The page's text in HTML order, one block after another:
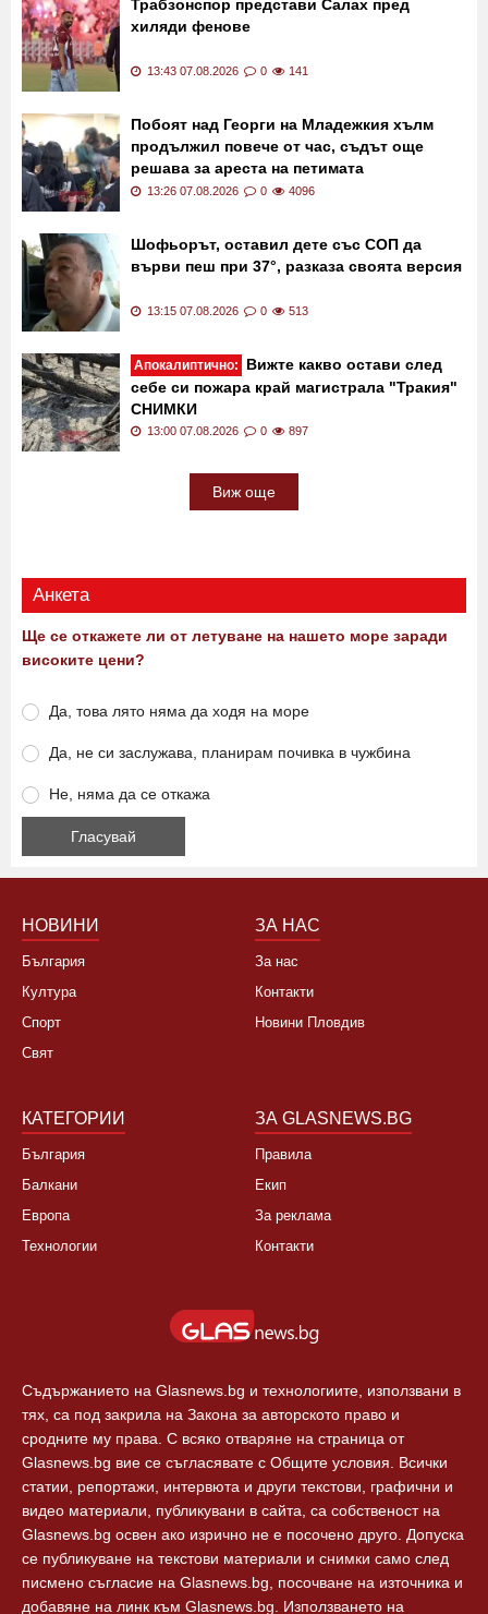
Трабзонспор представи Салах пред
хиляди фенове
13:43 07.08.2026 0 141
Побоят над Георги на Младежкия хълм
продължил повече от час, съдът още
решава за ареста на петимата
непълнолетни
13:26 07.08.2026 0 4096
Шофьорът, оставил дете със СОП да
върви пеш при 37°, разказа своята версия
13:15 07.08.2026 0 513
Апокалиптично:
Вижте какво остави след
себе си пожара край магистрала "Тракия"
СНИМКИ
13:00 07.08.2026 0 897
Виж още
Анкета
Ще се откажете ли от летуване на нашето море заради
високите цени?
Да, това лято няма да ходя на море
Да, не си заслужава, планирам почивка в чужбина
Не, няма да се откажа
НОВИНИ
България
Култура
Спорт
Свят
ЗА НАС
За нас
Контакти
Новини Пловдив
КАТЕГОРИИ
България
Балкани
Европа
Технологии
ЗА GLASNEWS.BG
Правила
Екип
За реклама
Контакти
Съдържанието на Glasnews.bg и технологиите, използвани в
тях, са под закрила на Закона за авторското право и
сродните му права. С всяко отваряне на страница от
Glasnews.bg вие се съгласявате с Общите условия. Всички
статии, репортажи, интервюта и други текстови, графични и
видео материали, публикувани в сайта, са собственост на
Glasnews.bg освен ако изрично не е посочено друго. Допуска
се публикуване на текстови материали и снимки само след
писмено съгласие на Glasnews.bg, посочване на източника и
добавяне на линк към Glasnews.bg. Използването на